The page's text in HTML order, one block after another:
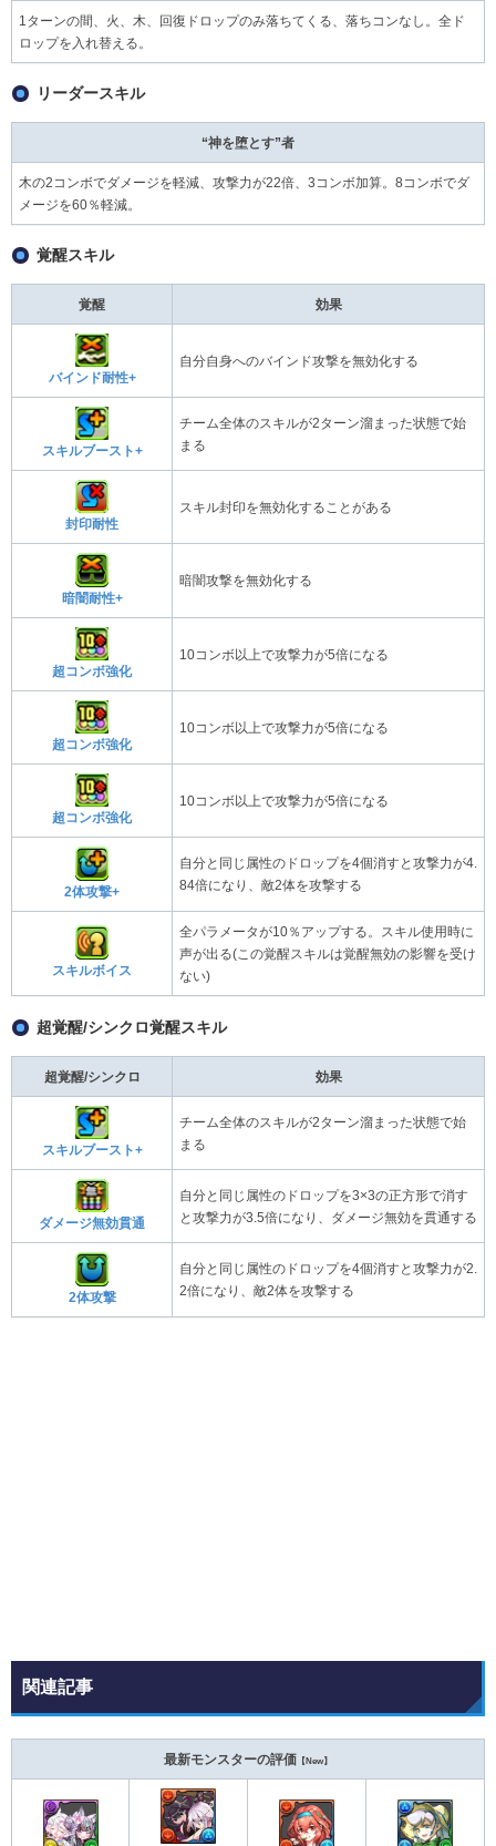
1ターンの間、火、木、回復ドロップのみ落ちてくる、落ちコンなし。全ド
ロップを入れ替える。
リーダースキル
“神を堕とす”者
木の2コンボでダメージを軽減、攻撃力が22倍、3コンボ加算。8コンボでダ
メージを60％軽減。
覚醒スキル
覚醒 効果
バインド耐性+
自分自身へのバインド攻撃を無効化する
スキルブースト+
チーム全体のスキルが2ターン溜まった状態で始
まる
封印耐性
スキル封印を無効化することがある
暗闇耐性+
暗闇攻撃を無効化する
超コンボ強化
10コンボ以上で攻撃力が5倍になる
超コンボ強化
10コンボ以上で攻撃力が5倍になる
超コンボ強化
10コンボ以上で攻撃力が5倍になる
2体攻撃+
自分と同じ属性のドロップを4個消すと攻撃力が4.
84倍になり、敵2体を攻撃する
スキルボイス
全パラメータが10％アップする。スキル使用時に
声が出る(この覚醒スキルは覚醒無効の影響を受け
ない)
超覚醒/シンクロ覚醒スキル
超覚醒/シンクロ 効果
スキルブースト+
チーム全体のスキルが2ターン溜まった状態で始
まる
ダメージ無効貫通
自分と同じ属性のドロップを3×3の正方形で消す
と攻撃力が3.5倍になり、ダメージ無効を貫通する
2体攻撃
自分と同じ属性のドロップを4個消すと攻撃力が2.
2倍になり、敵2体を攻撃する
関連記事
最新モンスターの評価 【New】